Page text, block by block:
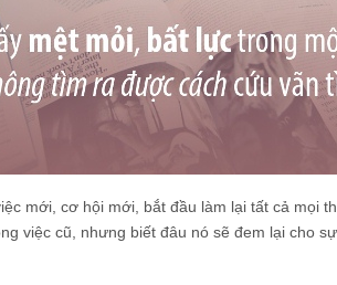
mới, cơ hội mới, bắt đầu làm lại tất cả mọi
việc cũ, nhưng biết đâu nó sẽ đem lại cho